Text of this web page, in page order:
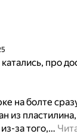
про
на болте
из
за того,…